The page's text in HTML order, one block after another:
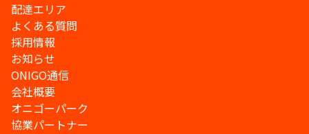
配達エリア
よくある質問
採用情報
お知らせ
ONIGO通信
会社概要
オニゴーパーク
協業パートナー